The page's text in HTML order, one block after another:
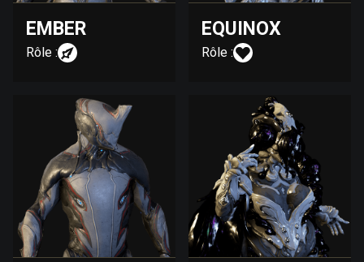
EMBER
Rôle :
EQUINOX
Rôle :